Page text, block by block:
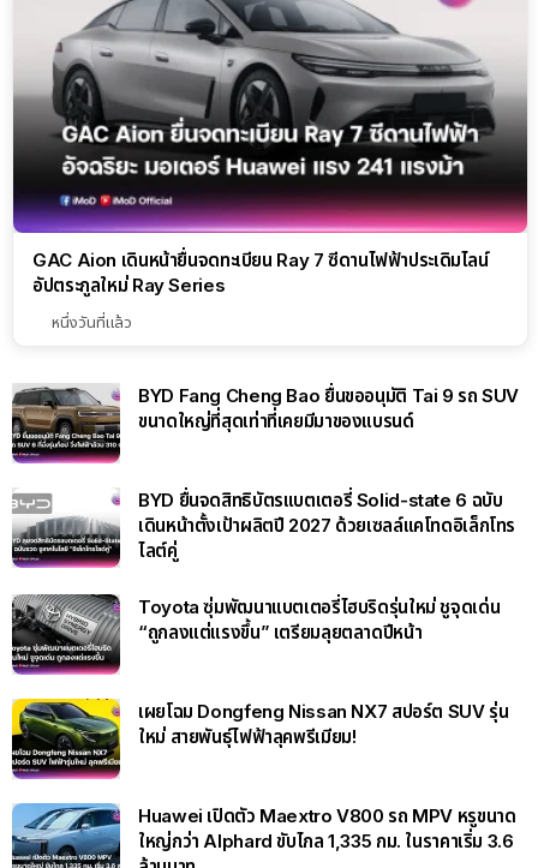
GAC Aion เดินหน้ายื่นจดทะเบียน Ray 7 ซีดานไฟฟ้าประเดิมไลน์
อัปตระกูลใหม่ Ray Series
หนึ่งวันที่แล้ว
BYD Fang Cheng Bao ยื่นขออนุมัติ Tai 9 รถ SUV
ขนาดใหญ่ที่สุดเท่าที่เคยมีมาของแบรนด์
BYD ยื่นจดสิทธิบัตรแบตเตอรี่ Solid-state 6 ฉบับ
เดินหน้าตั้งเป้าผลิตปี 2027 ด้วยเซลล์แคโทดอิเล็กโทร
ไลต์คู่
Toyota ซุ่มพัฒนาแบตเตอรี่ไฮบริดรุ่นใหม่ ชูจุดเด่น
“ถูกลงแต่แรงขึ้น” เตรียมลุยตลาดปีหน้า
เผยโฉม Dongfeng Nissan NX7 สปอร์ต SUV รุ่น
ใหม่ สายพันธุ์ไฟฟ้าลุคพรีเมียม!
Huawei เปิดตัว Maextro V800 รถ MPV หรูขนาด
ใหญ่กว่า Alphard ขับไกล 1,335 กม. ในราคาเริ่ม 3.6